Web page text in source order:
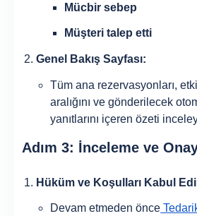
Mücbir sebep
Müşteri talep etti
Genel Bakış Sayfası:
Tüm ana rezervasyonları,
aralığını ve gönderilecek
yanıtlarını içeren özeti
Adım 3: İnceleme ve
Hüküm ve Koşulları Kabul
Devam etmeden önce